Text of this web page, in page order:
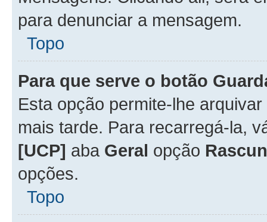
para denunciar a mensagem.
Topo
Para que serve o botão
Esta opção permite-lhe
mais tarde. Para recarregá-la,
[UCP] aba Geral opção
opções.
Topo